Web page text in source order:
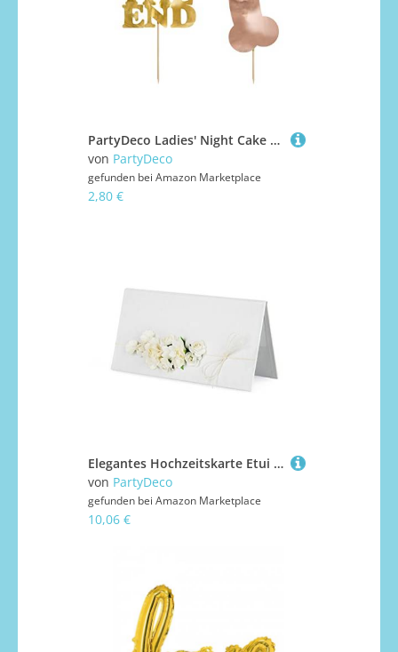
PartyDeco Ladies' Night Cake Topper Tortendekoration Cupcake Topper für Geburtstag, Jahrestag Runde Geburtstag
von PartyDeco
gefunden bei Amazon Marketplace
2,80 €
Elegantes Hochzeitskarte Etui für Geldgeschenke 19x10cm, Perlmutt Papier, Geschenkverpackung, Glückwunschkarte, Gutscheinfach, ideal für Geld - Hochzeitsgeschenke oder Gutscheine zur Hochzeit
von PartyDeco
gefunden bei Amazon Marketplace
10,06 €